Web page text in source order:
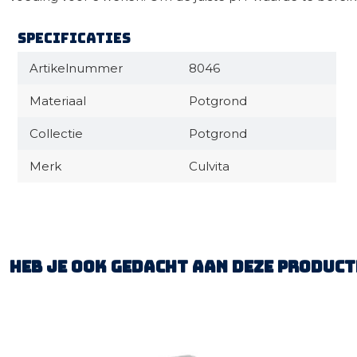
Specificaties
Artikelnummer 8046
Materiaal Potgrond
Collectie Potgrond
Merk Culvita
Heb je ook gedacht aan deze